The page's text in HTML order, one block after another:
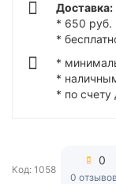
Доставка:
* 650 руб.
*
*
*
* по
Код: 1058
0
0 отзывов